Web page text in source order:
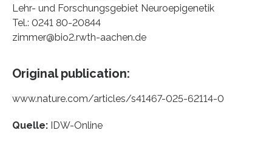
Lehr- und Forschungsgebiet Neuroepigenetik
Tel.: 0241 80-20844
zimmer@bio2.rwth-aachen.de
Original publication:
www.nature.com/articles/s41467-025-62114-0
Quelle: IDW-Online